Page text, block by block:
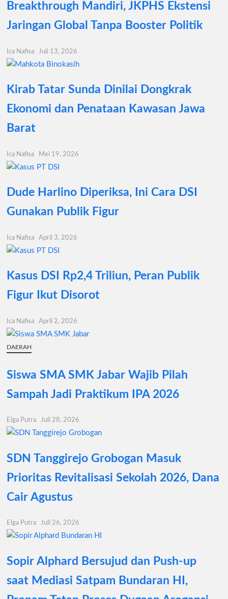
Breakthrough Mandiri, JKPHS Ekstensi
Jaringan Global Tanpa Booster Politik
Ica Nafisa Juli 13, 2026
Kirab Tatar Sunda Dinilai Dongkrak
Ekonomi dan Penataan Kawasan Jawa
Barat
Ica Nafisa Mei 19, 2026
Dude Harlino Diperiksa, Ini Cara DSI
Gunakan Publik Figur
Ica Nafisa April 3, 2026
Kasus DSI Rp2,4 Triliun, Peran Publik
Figur Ikut Disorot
Ica Nafisa April 2, 2026
DAERAH
Siswa SMA SMK Jabar Wajib Pilah
Sampah Jadi Praktikum IPA 2026
Elga Putra Juli 28, 2026
SDN Tanggirejo Grobogan Masuk
Prioritas Revitalisasi Sekolah 2026, Dana
Cair Agustus
Elga Putra Juli 26, 2026
Sopir Alphard Bersujud dan Push-up
saat Mediasi Satpam Bundaran HI,